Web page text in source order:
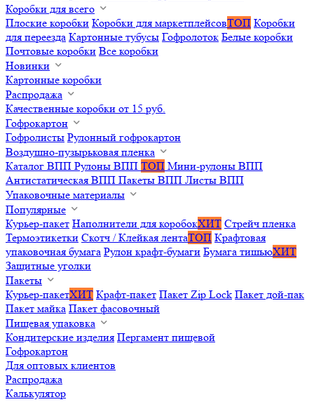
Коробки для всего
Плоские коробки Коробки для маркетплейсовТОП Коробки
для переезда Картонные тубусы Гофролоток Белые коробки
Почтовые коробки Все коробки
Новинки
Картонные коробки
Распродажа
Качественные коробки от 15 руб.
Гофрокартон
Гофролисты Рулонный гофрокартон
Воздушно-пузырьковая пленка
Каталог ВПП Рулоны ВПП ТОП Мини-рулоны ВПП
Антистатическая ВПП Пакеты ВПП Листы ВПП
Упаковочные материалы
Популярные
Курьер-пакет Наполнители для коробокХИТ Стрейч пленка
Термоэтикетки Скотч / Клейкая лентаТОП Крафтовая
упаковочная бумага Рулон крафт-бумаги Бумага тишьюХИТ
Защитные уголки
Пакеты
Курьер-пакетХИТ Крафт-пакет Пакет Zip Lock Пакет дой-пак
Пакет майка Пакет фасовочный
Пищевая упаковка
Кондитерские изделия Пергамент пищевой
Гофрокартон
Для оптовых клиентов
Распродажа
Калькулятор